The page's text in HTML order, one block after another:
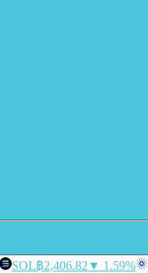
SOL฿2,406.82 ▼ 1.59%